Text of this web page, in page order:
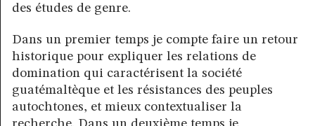
des études de genre.
Dans un premier temps je compte faire un retour
historique pour expliquer les relations de
domination qui caractérisent la société
guatémaltèque et les résistances des peuples
autochtones, et mieux contextualiser la